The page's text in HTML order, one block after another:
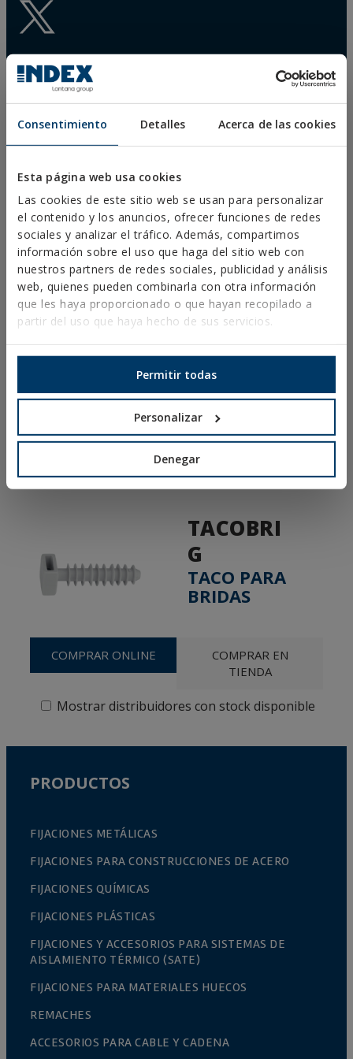
Consentimiento Detalles Acerca de las cookies
Esta página web usa cookies
Las cookies de este sitio web se usan para personalizar
el contenido y los anuncios, ofrecer funciones de redes
sociales y analizar el tráfico. Además, compartimos
información sobre el uso que haga del sitio web con
nuestros partners de redes sociales, publicidad y análisis
web, quienes pueden combinarla con otra información
que les haya proporcionado o que hayan recopilado a
partir del uso que haya hecho de sus servicios.
Permitir todas
Personalizar
Denegar
FICHAS DE SEGURIDAD
HOMOLOGACIONES
DOP
SOFTWARE
DOCUMENTOS CAD
RECURSOS CYPE
Aviso Legal
Política de Privacidad
Canal Ético
TACOBRI
G
TACO PARA
BRIDAS
COMPRAR ONLINE
COMPRAR EN
TIENDA
Mostrar distribuidores con stock disponible
PRODUCTOS
FIJACIONES METÁLICAS
FIJACIONES PARA CONSTRUCCIONES DE ACERO
FIJACIONES QUÍMICAS
FIJACIONES PLÁSTICAS
FIJACIONES Y ACCESORIOS PARA SISTEMAS DE
AISLAMIENTO TÉRMICO (SATE)
FIJACIONES PARA MATERIALES HUECOS
REMACHES
ACCESORIOS PARA CABLE Y CADENA